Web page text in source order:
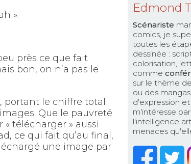
».
près ce que fait
bon, on n’a pas le
portant le chiffre total
images. Quelle pauvreté
télécharger » aussi
ce qui fait qu’au final,
une image par
Edmond
Scénariste
comics, je
toutes les
dessinée :
colorisation,
comme
sur le thème
ou des
d'expression
m'intéresse
l'intelligence
menaces